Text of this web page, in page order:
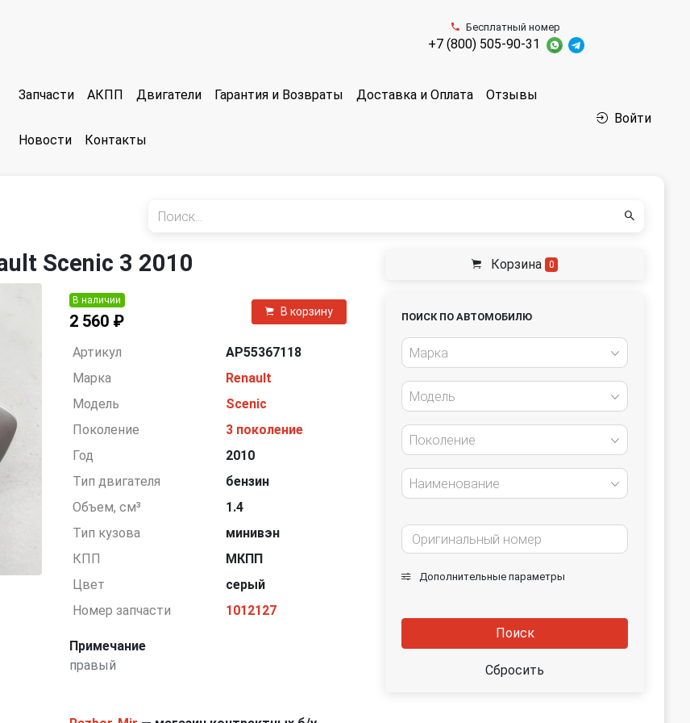
Бесплатный номер
+7 (800) 505-90-31
Запчасти АКПП Двигатели Гарантия и Возвраты Доставка и Оплата Отзывы
Новости Контакты
Войти
Scenic 3 2010
В наличии
2 560 ₽
В корзину
Артикул
AP55367118
Марка
Renault
Модель
Scenic
Поколение
3 поколение
Год
2010
Тип двигателя
бензин
Объем, см³
1.4
Тип кузова
минивэн
КПП
МКПП
Цвет
серый
Номер запчасти
1012127
Примечание
правый
Корзина 0
ПОИСК ПО АВТОМОБИЛЮ
Марка
Модель
Поколение
Наименование
Дополнительные параметры
Поиск
Сбросить